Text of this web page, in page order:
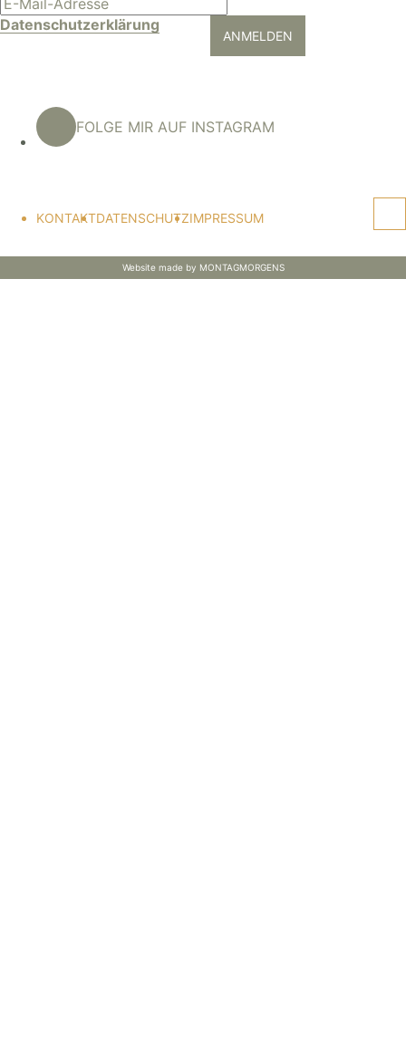
FOLGE MIR AUF INSTAGRAM
Datenschutzerklärung
ANMELDEN
KONTAKTDATENSCHUTZIMPRESSUM
Website made by MONTAGMORGENS